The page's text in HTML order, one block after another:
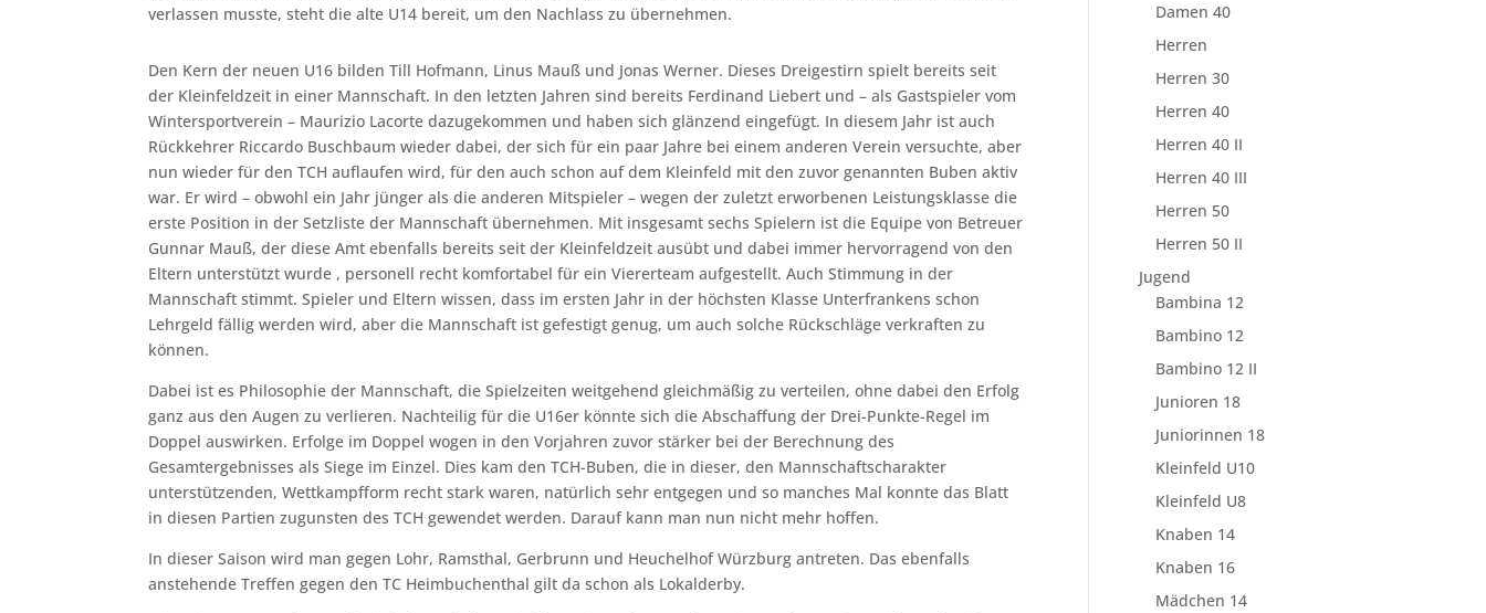
verlassen musste, steht die alte U14 bereit, um den Nachlass zu übernehmen.
Den Kern der neuen U16 bilden Till Hofmann, Linus Mauß und Jonas Werner. Dieses Dreigestirn spielt bereits seit
der Kleinfeldzeit in einer Mannschaft. In den letzten Jahren sind bereits Ferdinand Liebert und – als Gastspieler vom
Wintersportverein – Maurizio Lacorte dazugekommen und haben sich glänzend eingefügt. In diesem Jahr ist auch
Rückkehrer Riccardo Buschbaum wieder dabei, der sich für ein paar Jahre bei einem anderen Verein versuchte, aber
nun wieder für den TCH auflaufen wird, für den auch schon auf dem Kleinfeld mit den zuvor genannten Buben aktiv
war. Er wird – obwohl ein Jahr jünger als die anderen Mitspieler – wegen der zuletzt erworbenen Leistungsklasse die
erste Position in der Setzliste der Mannschaft übernehmen. Mit insgesamt sechs Spielern ist die Equipe von Betreuer
Gunnar Mauß, der diese Amt ebenfalls bereits seit der Kleinfeldzeit ausübt und dabei immer hervorragend von den
Eltern unterstützt wurde , personell recht komfortabel für ein Viererteam aufgestellt. Auch Stimmung in der
Mannschaft stimmt. Spieler und Eltern wissen, dass im ersten Jahr in der höchsten Klasse Unterfrankens schon
Lehrgeld fällig werden wird, aber die Mannschaft ist gefestigt genug, um auch solche Rückschläge verkraften zu
können.
Dabei ist es Philosophie der Mannschaft, die Spielzeiten weitgehend gleichmäßig zu verteilen, ohne dabei den Erfolg
ganz aus den Augen zu verlieren. Nachteilig für die U16er könnte sich die Abschaffung der Drei-Punkte-Regel im
Doppel auswirken. Erfolge im Doppel wogen in den Vorjahren zuvor stärker bei der Berechnung des
Gesamtergebnisses als Siege im Einzel. Dies kam den TCH-Buben, die in dieser, den Mannschaftscharakter
unterstützenden, Wettkampfform recht stark waren, natürlich sehr entgegen und so manches Mal konnte das Blatt
in diesen Partien zugunsten des TCH gewendet werden. Darauf kann man nun nicht mehr hoffen.
In dieser Saison wird man gegen Lohr, Ramsthal, Gerbrunn und Heuchelhof Würzburg antreten. Das ebenfalls
anstehende Treffen gegen den TC Heimbuchenthal gilt da schon als Lokalderby.
Damen 40
Herren
Herren 30
Herren 40
Herren 40 II
Herren 40 III
Herren 50
Herren 50 II
Jugend
Bambina 12
Bambino 12
Bambino 12 II
Junioren 18
Juniorinnen 18
Kleinfeld U10
Kleinfeld U8
Knaben 14
Knaben 16
Mädchen 14